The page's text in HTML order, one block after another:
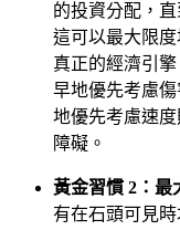
的投資分配，
這可以最大限
真正的經濟引
早地優先考慮
地優先考慮速
障礙。
黃金習慣 2：最
有在石頭可見時